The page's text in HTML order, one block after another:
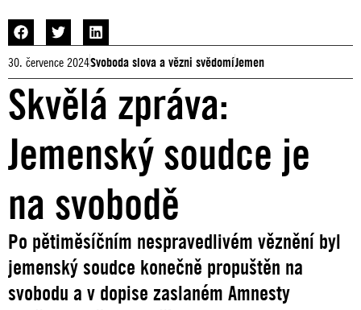
30. července 2024Svoboda slova a vězni svědomíJemen
Skvělá zpráva:
Jemenský soudce je
na svobodě
Po pětiměsíčním nespravedlivém věznění byl
jemenský soudce konečně propuštěn na
svobodu a v dopise zaslaném Amnesty